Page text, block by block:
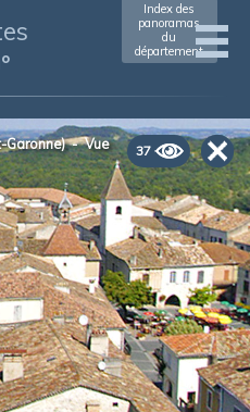
Index des
panoramas
du
département
37
- Vue